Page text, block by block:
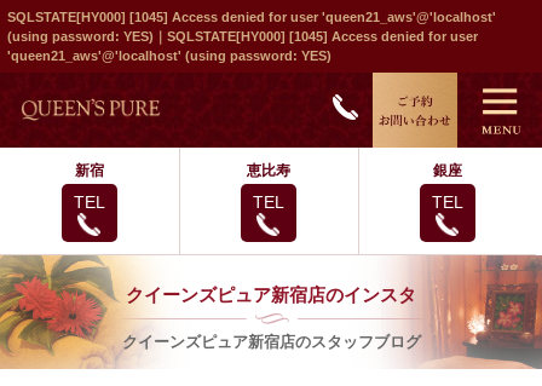
SQLSTATE[HY000] [1045] Access denied for user 'queen21_aws'@'localhost'
(using password: YES)｜SQLSTATE[HY000] [1045] Access denied for user
'queen21_aws'@'localhost' (using password: YES)
新宿
TEL
恵比寿
TEL
銀座
TEL
クイーンズピュア新宿店のインスタ
クイーンズピュア新宿店のスタッフブログ